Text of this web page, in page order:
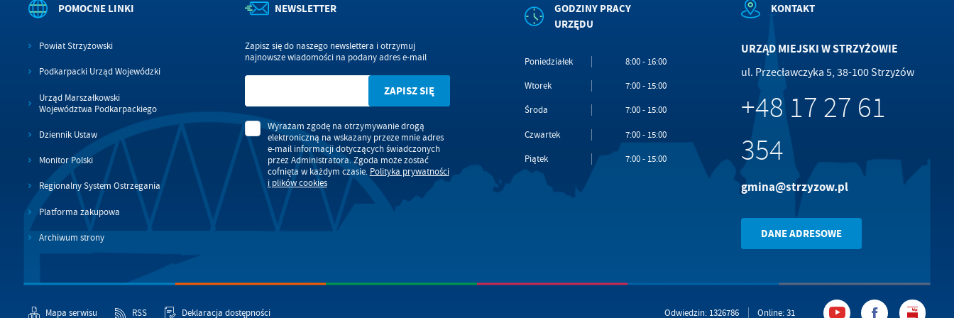
POMOCNE LINKI
Powiat Strzyżowski
Podkarpacki Urząd Wojewódzki
Urząd Marszałkowski
Województwa Podkarpackiego
Dziennik Ustaw
Monitor Polski
Regionalny System Ostrzegania
Platforma zakupowa
Archiwum strony
NEWSLETTER
Zapisz się do naszego newslettera i otrzymuj
najnowsze wiadomości na podany adres e-mail
Wyrażam zgodę na otrzymywanie drogą
elektroniczną na wskazany przeze mnie adres
e-mail informacji dotyczących świadczonych
przez Administratora. Zgoda może zostać
cofnięta w każdym czasie. Polityka prywatności
i plików cookies
GODZINY PRACY
URZĘDU
Poniedziałek 8:00 - 16:00
Wtorek 7:00 - 15:00
Środa 7:00 - 15:00
Czwartek 7:00 - 15:00
Piątek 7:00 - 15:00
KONTAKT
URZĄD MIEJSKI W STRZYŻOWIE
ul. Przecławczyka 5, 38-100 Strzyżów
+48 17 27 61
354
gmina@strzyzow.pl
DANE ADRESOWE
Mapa serwisu RSS Deklaracja dostępności Odwiedzin: 1326786 Online: 31
internetowej. Treści promocyjne mogą pojawić się na stronach podmiotów trzecich lub firm
będących naszymi partnerami oraz innych dostawców usług. Firmy te działają w charakterze
pośredników prezentujących nasze treści w postaci wiadomości, ofert, komunikatów mediów
społecznościowych.